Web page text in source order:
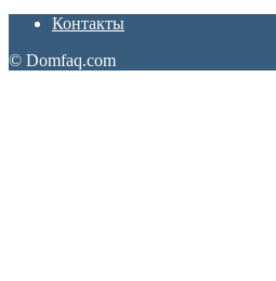
Контакты
© Domfaq.com